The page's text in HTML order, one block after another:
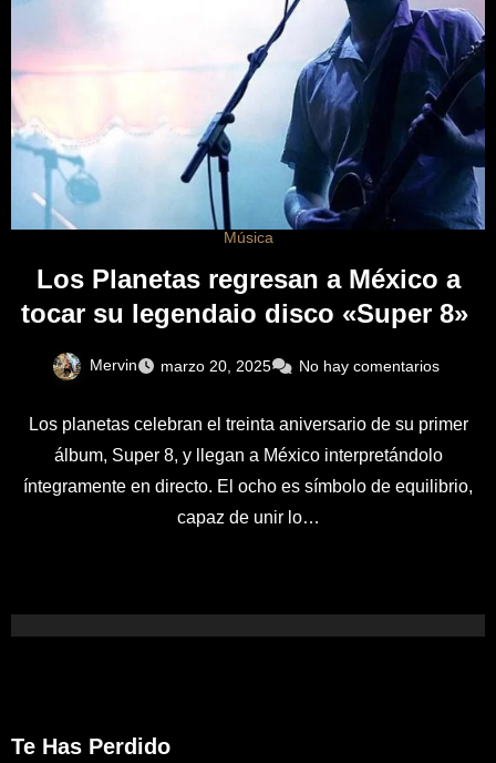
Música
Los Planetas regresan a México a
tocar su legendaio disco «Super 8»
Mervin marzo 20, 2025 No hay comentarios
Los planetas celebran el treinta aniversario de su primer
álbum, Super 8, y llegan a México interpretándolo
íntegramente en directo. El ocho es símbolo de equilibrio,
capaz de unir lo…
Te Has Perdido